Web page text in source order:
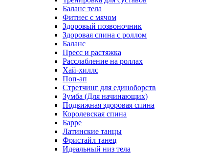
Баланс тела
Фитнес с мячом
Здоровый позвоночник
Здоровая спина с роллом
Баланс
Пресс и растяжка
Расслабление на роллах
Хай-хиллс
Поп-ап
Стретчинг для единоборств
Зумба (Для начинающих)
Подвижная здоровая спина
Королевская спина
Барре
Латинские танцы
Фристайл танец
Идеальный низ тела